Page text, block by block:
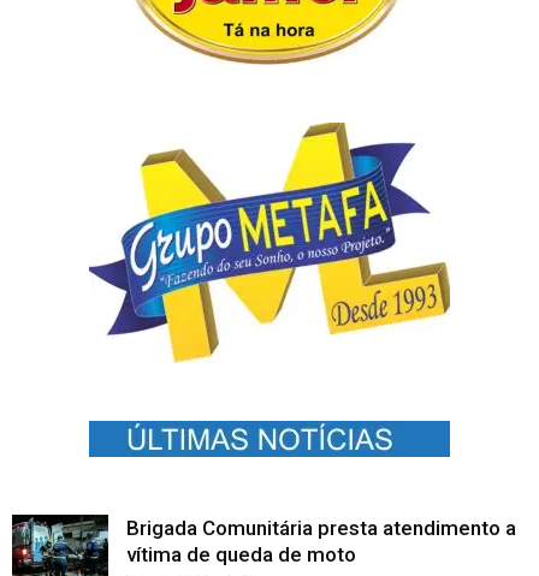
Brigada Comunitária presta atendimento a
vítima de queda de moto